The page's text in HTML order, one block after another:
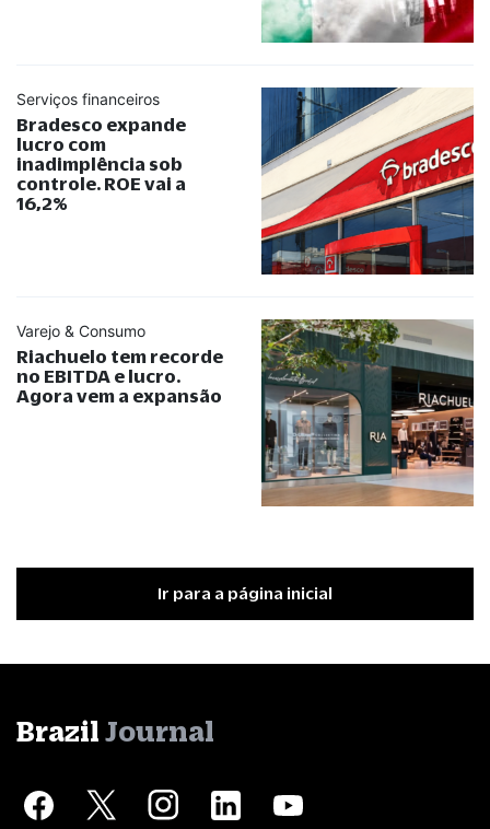
Serviços financeiros
Bradesco expande
lucro com
inadimplência sob
controle. ROE vai a
16,2%
Varejo & Consumo
Riachuelo tem recorde
no EBITDA e lucro.
Agora vem a expansão
Ir para a página inicial
Brazil Journal